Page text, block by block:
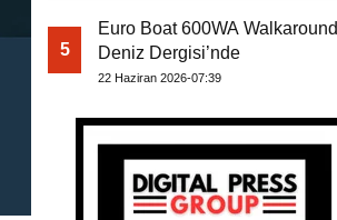
5
Euro Boat 600WA Walkaround
Deniz Dergisi’nde
22 Haziran 2026-07:39